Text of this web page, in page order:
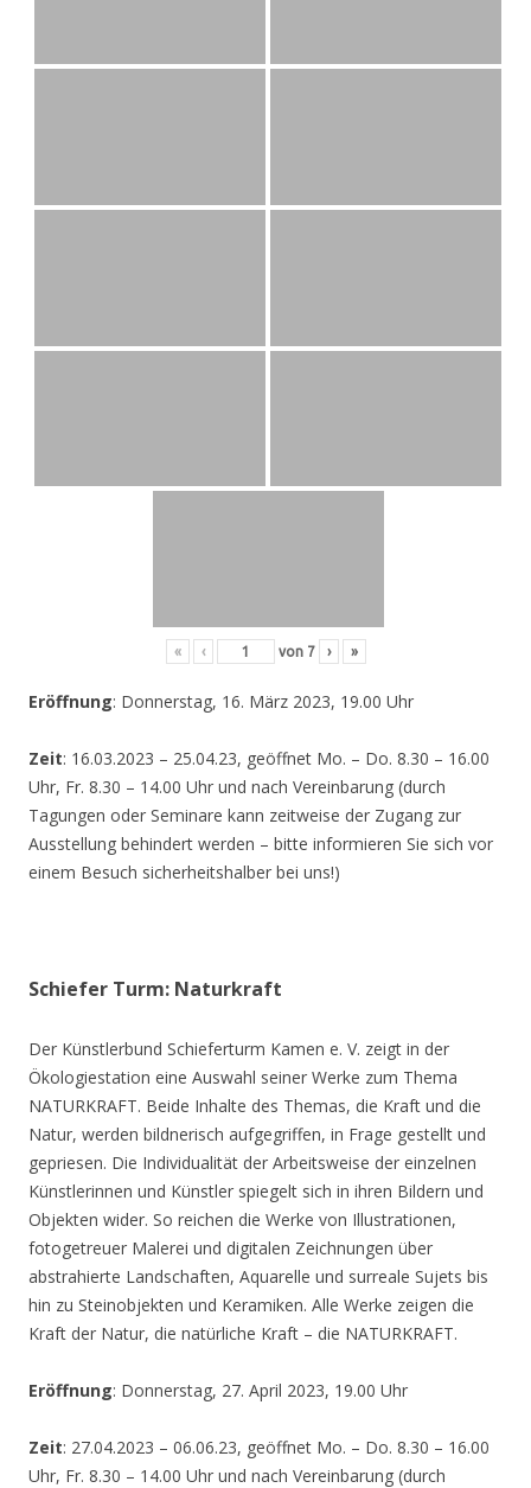
« ‹ von 7 › »
Eröffnung: Donnerstag, 16. März 2023, 19.00 Uhr
Zeit: 16.03.2023 – 25.04.23, geöffnet Mo. – Do. 8.30 – 16.00
Uhr, Fr. 8.30 – 14.00 Uhr und nach Vereinbarung (durch
Tagungen oder Seminare kann zeitweise der Zugang zur
Ausstellung behindert werden – bitte informieren Sie sich vor
einem Besuch sicherheitshalber bei uns!)
Schiefer Turm: Naturkraft
Der Künstlerbund Schieferturm Kamen e. V. zeigt in der
Ökologiestation eine Auswahl seiner Werke zum Thema
NATURKRAFT. Beide Inhalte des Themas, die Kraft und die
Natur, werden bildnerisch aufgegriffen, in Frage gestellt und
gepriesen. Die Individualität der Arbeitsweise der einzelnen
Künstlerinnen und Künstler spiegelt sich in ihren Bildern und
Objekten wider. So reichen die Werke von Illustrationen,
fotogetreuer Malerei und digitalen Zeichnungen über
abstrahierte Landschaften, Aquarelle und surreale Sujets bis
hin zu Steinobjekten und Keramiken. Alle Werke zeigen die
Kraft der Natur, die natürliche Kraft – die NATURKRAFT.
Eröffnung: Donnerstag, 27. April 2023, 19.00 Uhr
Zeit: 27.04.2023 – 06.06.23, geöffnet Mo. – Do. 8.30 – 16.00
Uhr, Fr. 8.30 – 14.00 Uhr und nach Vereinbarung (durch